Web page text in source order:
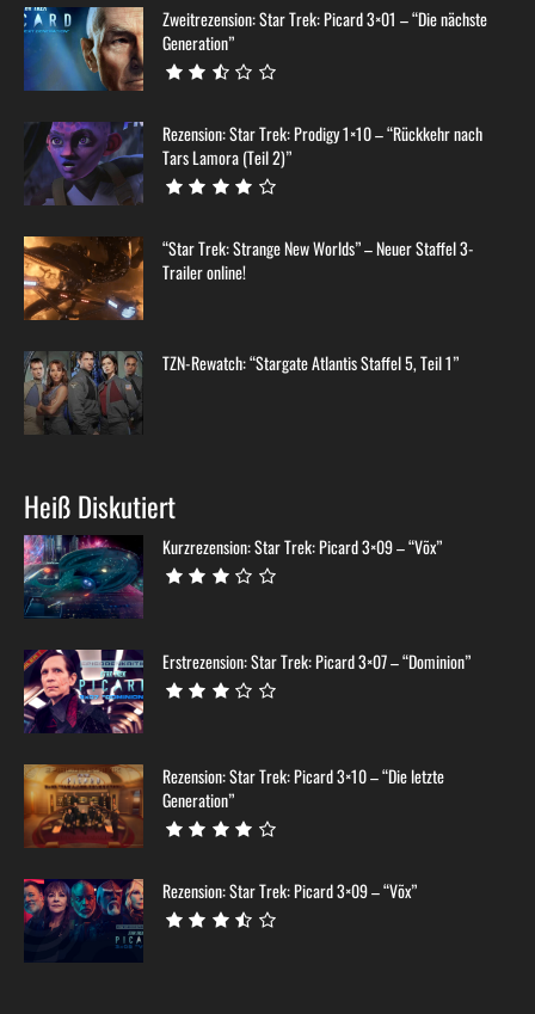
Zweitrezension: Star Trek: Picard 3×01 – “Die nächste
Generation”
Rezension: Star Trek: Prodigy 1×10 – “Rückkehr nach
Tars Lamora (Teil 2)”
“Star Trek: Strange New Worlds” – Neuer Staffel 3-
Trailer online!
TZN-Rewatch: “Stargate Atlantis Staffel 5, Teil 1”
Heiß Diskutiert
Kurzrezension: Star Trek: Picard 3×09 – “Võx”
Erstrezension: Star Trek: Picard 3×07 – “Dominion”
Rezension: Star Trek: Picard 3×10 – “Die letzte
Generation”
Rezension: Star Trek: Picard 3×09 – “Võx”